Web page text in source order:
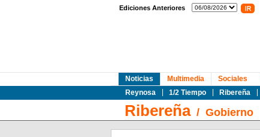
Ediciones Anteriores
Noticias
Reynosa
1/2 Tiempo Ribereña
Multimedia Sociales
Ribereña/ Gobierno